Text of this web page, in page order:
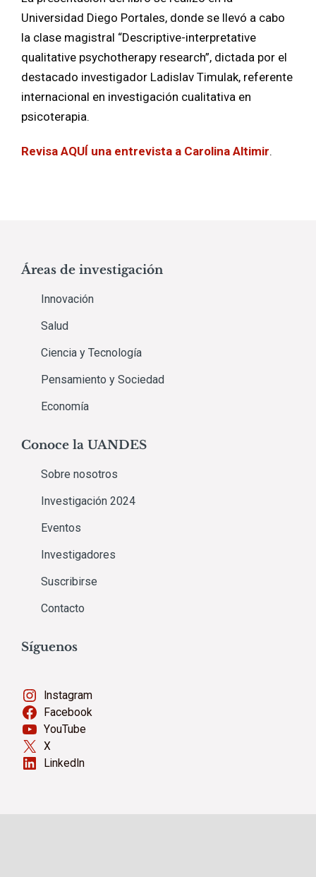
Universidad Diego Portales, donde se llevó a cabo
la clase magistral “Descriptive-interpretative
qualitative psychotherapy research”, dictada por el
destacado investigador Ladislav Timulak, referente
internacional en investigación cualitativa en
psicoterapia.
Revisa AQUÍ una entrevista a Carolina Altimir.
Áreas de investigación
Innovación
Salud
Ciencia y Tecnología
Pensamiento y Sociedad
Economía
Conoce la UANDES
Sobre nosotros
Investigación 2024
Eventos
Investigadores
Suscribirse
Contacto
Síguenos
Instagram
Facebook
YouTube
X
LinkedIn